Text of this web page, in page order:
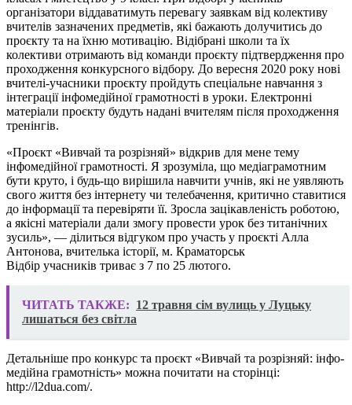
організатори віддаватимуть перевагу заявкам від колективу
вчителів зазначених предметів, які бажають долучитись до
проєкту та на їхню мотивацію. Відібрані школи та їх
колективи отримають від команди проєкту підтвердження про
проходження конкурсного відбору. До вересня 2020 року нові
вчителі-учасники проєкту пройдуть спеціальне навчання з
інтеграції інфомедійної грамотності в уроки. Електронні
матеріали проєкту будуть надані вчителям після проходження
тренінгів.
«Проєкт «Вивчай та розрізняй» відкрив для мене тему
інфомедійної грамотності. Я зрозуміла, що медіаграмотним
бути круто, і будь-що вирішила навчити учнів, які не уявляють
свого життя без інтернету чи телебачення, критично ставитися
до інформації та перевіряти її. Зросла зацікавленість роботою,
а якісні матеріали дали змогу провести урок без титанічних
зусиль», — ділиться відгуком про участь у проєкті Алла
Антонова, вчителька історії, м. Краматорськ
Відбір учасників триває з 7 по 25 лютого.
ЧИТАТЬ ТАКЖЕ: 12 травня сім вулиць у Луцьку
лишаться без світла
Детальніше про конкурс та проєкт «Вивчай та розрізняй: інфо-
медійна грамотність» можна почитати на сторінці:
http://l2dua.com/.